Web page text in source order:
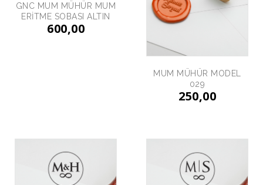
GNC MUM MÜHÜR MUM
ERİTME SOBASI ALTIN
600,00
MUM MÜHÜR MODEL
029
250,00